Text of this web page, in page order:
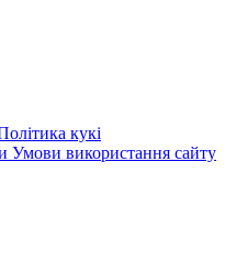
кукі
Умови використання сайту